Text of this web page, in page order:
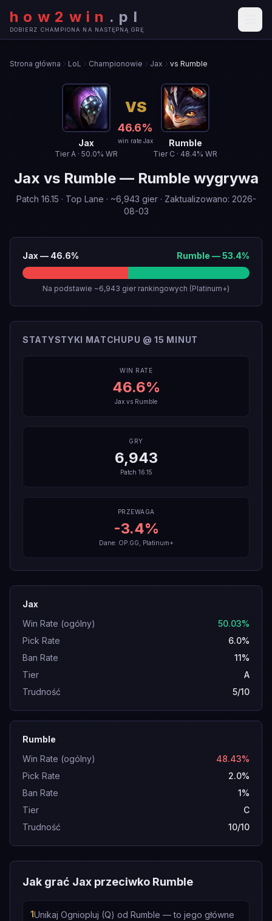
how2win . pl
DOBIERZ CHAMPIONA NA NASTĘPNĄ GRĘ
Strona główna LoL Championowie Jax vs Rumble
Jax
TierA · 50.0% WR
VS
46.6%
win rate Jax Rumble
Tier C · 48.4% WR
Jax vs Rumble— Rumble wygrywa
Patch 16.15 · Top Lane · ~6,943 gier· Zaktualizowano: 2026-
08-03
Jax — 46.6% Rumble —53.4%
Na podstawie ~6,943 gier rankingowych (Platinum+)
STATYSTYKI MATCHUPU @ 15 MINUT
WIN RATE
46.6%
Jax vs Rumble
GRY
6,943
Patch 16.15
PRZEWAGA
-3.4%
Dane: OP.GG, Platinum+
Jax
Win Rate (ogólny)
50.03%
Pick Rate
6.0%
Ban Rate
11%
Tier
A
Trudność
5/10
Rumble
Win Rate (ogólny)
48.43%
Pick Rate
2.0%
Ban Rate
1%
Tier
C
Trudność
10/10
Jak grać Jax przeciwko Rumble
1Unikaj Ogniopluj (Q) od Rumble — to jego główne